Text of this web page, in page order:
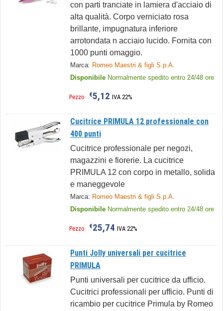
con parti tranciate in lamiera d'acciaio di
alta qualità. Corpo verniciato rosa
brillante, impugnatura inferiore
arrotondata n acciaio lucido. Fornita con
1000 punti omaggio.
Marca: Romeo Maestri & figli S.p.A.
Disponibile Normalmente spedito entro 24/48 ore
Pezzo €5,12 IVA 22%
Cucitrice PRIMULA 12 professionale con
400 punti
Cucitrice professionale per negozi,
magazzini e fiorerie. La cucitrice
PRIMULA 12 con corpo in metallo, solida
e maneggevole
Marca: Romeo Maestri & figli S.p.A.
Disponibile Normalmente spedito entro 24/48 ore
Pezzo €25,74 IVA 22%
Punti Jolly universali per cucitrice
PRIMULA
Punti universali per cucitrice da ufficio.
Cucitrici professionali per ufficio. Punti di
ricambio per cucitrice Primula by Romeo